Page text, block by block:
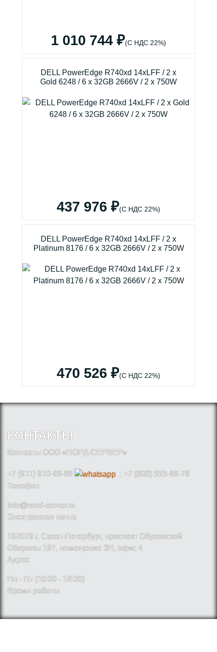
1 010 744 ₽(С НДС 22%)
DELL PowerEdge R740xd 14xLFF / 2 x
Gold 6248 / 6 x 32GB 2666V / 2 x 750W
437 976 ₽(С НДС 22%)
DELL PowerEdge R740xd 14xLFF / 2 x
Platinum 8176 / 6 x 32GB 2666V / 2 x 750W
470 526 ₽(С НДС 22%)
КОНТАКТЫ
Контакты ООО «НОРД-СЕРВЕР»
+7 (911) 910-66-88
; +7 (800) 555-86-78
Телефон
info@nord-server.ru
Электронная почта
192029 г. Санкт-Петербург, проспект Обуховской
Обороны 197, помещение 3Н, офис 4
Адрес
Пн - Пт (10:00 - 18:00)
Время работы